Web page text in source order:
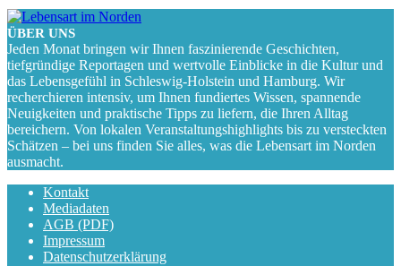
ÜBER UNS
Jeden Monat bringen wir Ihnen faszinierende Geschichten,
tiefgründige Reportagen und wertvolle Einblicke in die Kultur und
das Lebensgefühl in Schleswig-Holstein und Hamburg. Wir
recherchieren intensiv, um Ihnen fundiertes Wissen, spannende
Neuigkeiten und praktische Tipps zu liefern, die Ihren Alltag
bereichern. Von lokalen Veranstaltungshighlights bis zu versteckten
Schätzen – bei uns finden Sie alles, was die Lebensart im Norden
ausmacht.
Kontakt
Mediadaten
AGB (PDF)
Impressum
Datenschutzerklärung